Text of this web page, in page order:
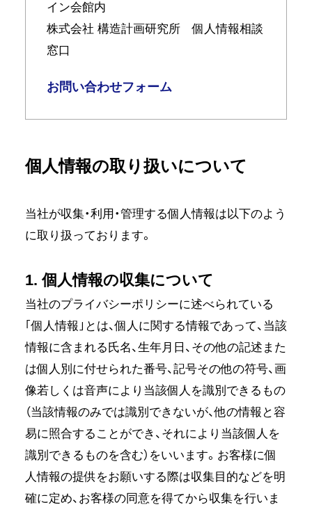
イン会館内
株式会社 構造計画研究所 個人情報相談
窓口
お問い合わせフォーム
個人情報の取り扱いについて
当社が収集・利用・管理する個人情報は以下のよう
に取り扱っております。
1. 個人情報の収集について
当社のプライバシーポリシーに述べられている
｢個人情報｣とは、個人に関する情報であって、当該
情報に含まれる氏名、生年月日、その他の記述また
は個人別に付せられた番号、記号その他の符号、画
像若しくは音声により当該個人を識別できるもの
（当該情報のみでは識別できないが、他の情報と容
易に照合することができ、それにより当該個人を
識別できるものを含む）をいいます。お客様に個
人情報の提供をお願いする際は収集目的などを明
確に定め、お客様の同意を得てから収集を行いま